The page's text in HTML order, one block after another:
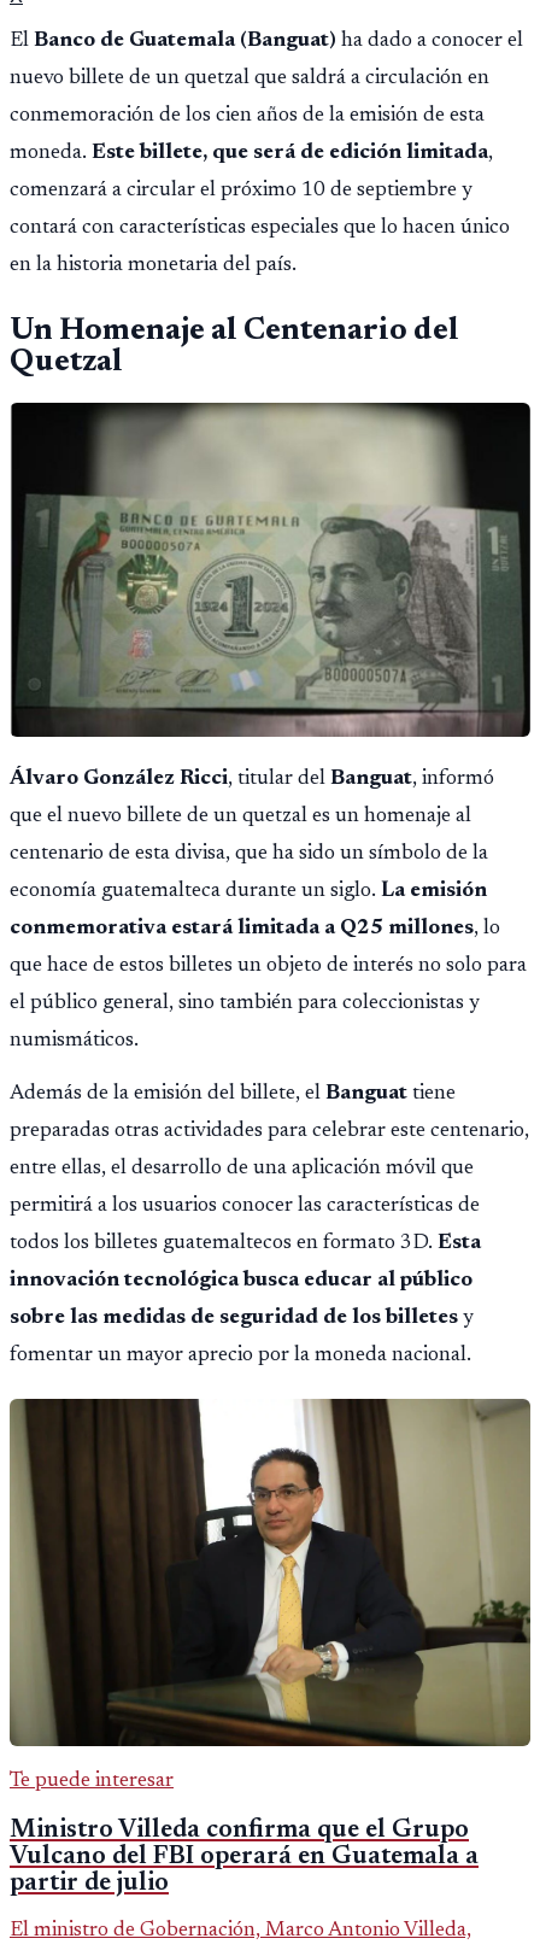
El Banco de Guatemala (Banguat) ha dado a conocer el
nuevo billete de un quetzal que saldrá a circulación en
conmemoración de los cien años de la emisión de esta
moneda. Este billete, que será de edición limitada,
comenzará a circular el próximo 10 de septiembre y
contará con características especiales que lo hacen único
en la historia monetaria del país.
Un Homenaje al Centenario del
Quetzal
Álvaro González Ricci, titular del Banguat, informó
que el nuevo billete de un quetzal es un homenaje al
centenario de esta divisa, que ha sido un símbolo de la
economía guatemalteca durante un siglo. La emisión
conmemorativa estará limitada a Q25 millones, lo
que hace de estos billetes un objeto de interés no solo para
el público general, sino también para coleccionistas y
numismáticos.
Además de la emisión del billete, el Banguat tiene
preparadas otras actividades para celebrar este centenario,
entre ellas, el desarrollo de una aplicación móvil que
permitirá a los usuarios conocer las características de
todos los billetes guatemaltecos en formato 3D. Esta
innovación tecnológica busca educar al público
sobre las medidas de seguridad de los billetes y
fomentar un mayor aprecio por la moneda nacional.
Te puede interesar
Ministro Villeda confirma que el Grupo
Vulcano del FBI operará en Guatemala a
partir de julio
El ministro de Gobernación, Marco Antonio Villeda,